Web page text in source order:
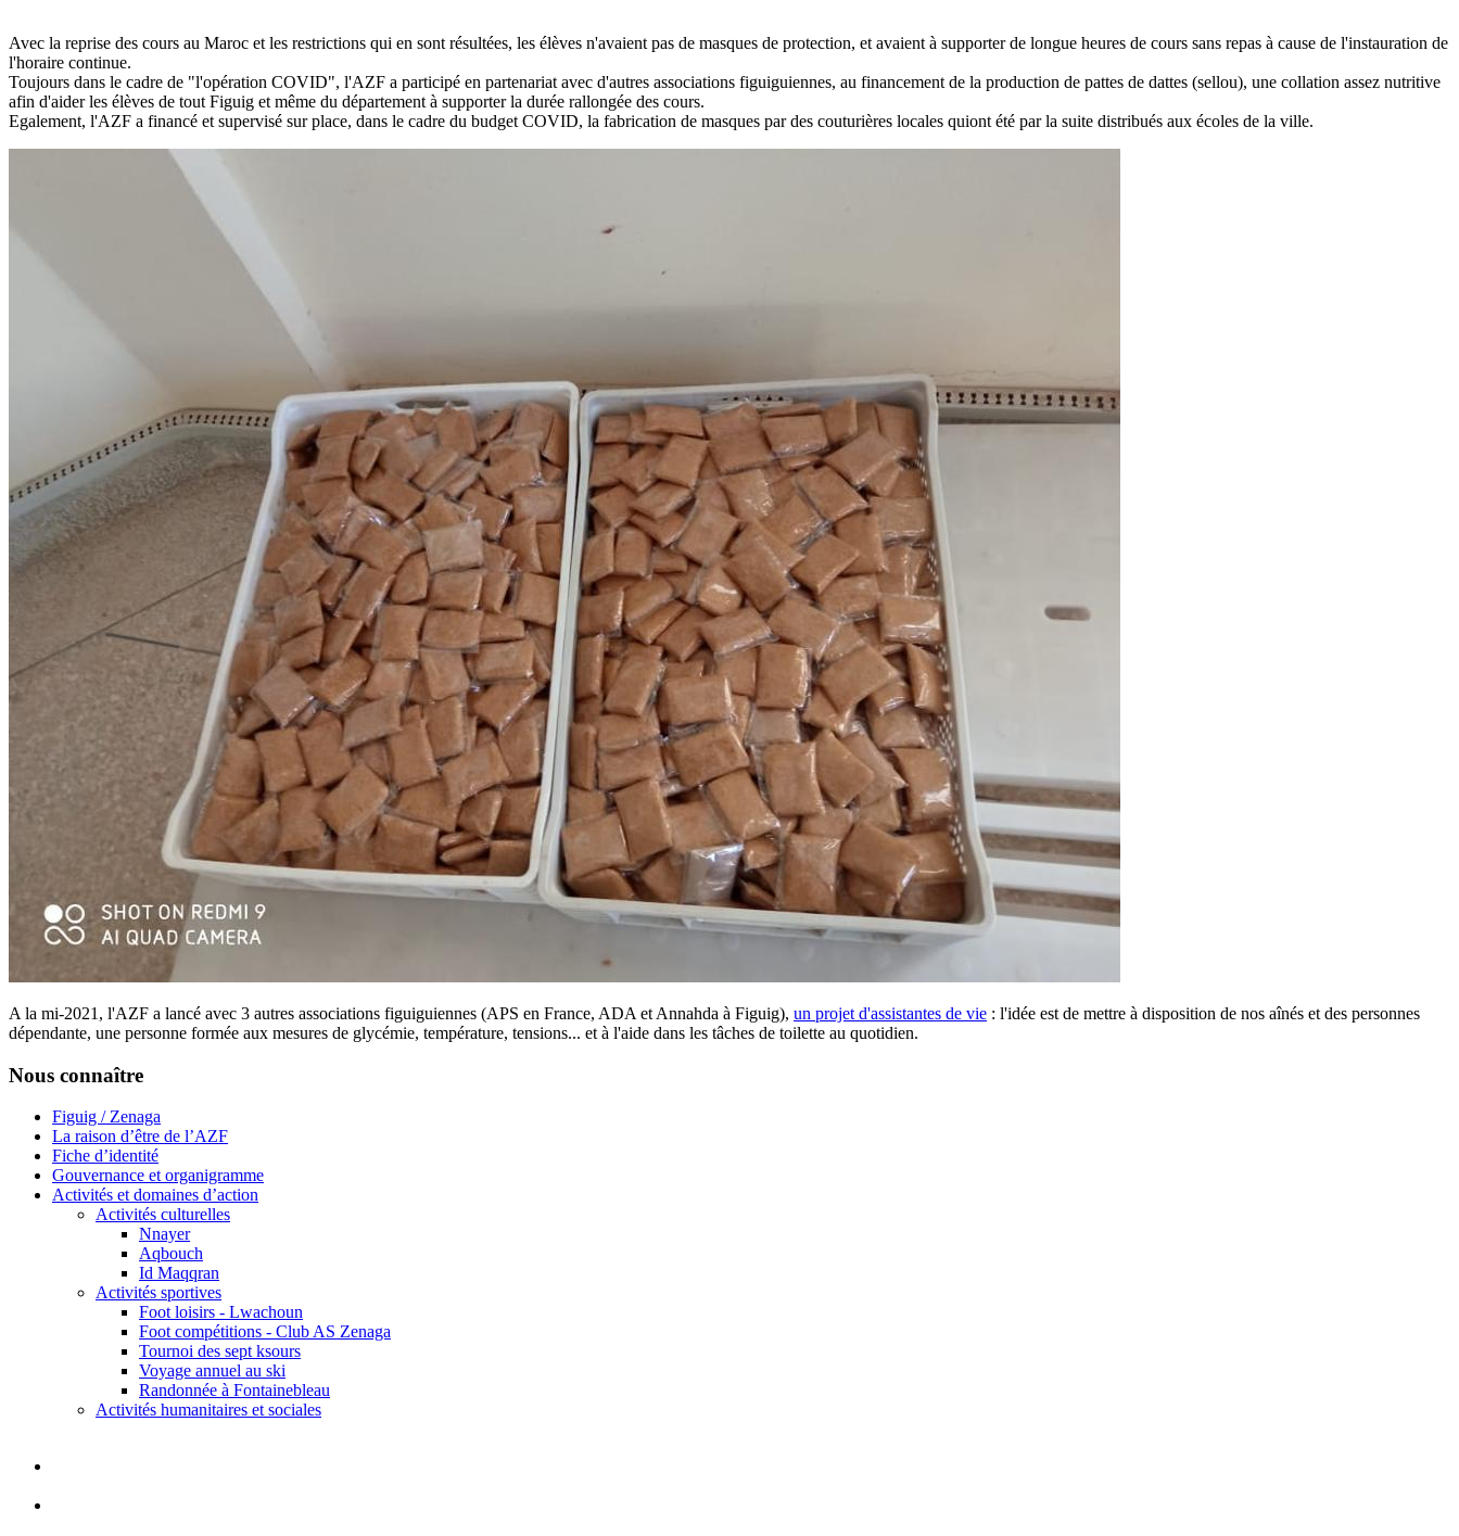
Avec la reprise des cours au Maroc et les restrictions qui en sont résultées, les élèves n'avaient pas de masques de protection, et avaient à supporter de longue heures de cours sans repas à cause de l'instauration de
l'horaire continue.
Toujours dans le cadre de "l'opération COVID", l'AZF a participé en partenariat avec d'autres associations figuiguiennes, au financement de la production de pattes de dattes (sellou), une collation assez nutritive
afin d'aider les élèves de tout Figuig et même du département à supporter la durée rallongée des cours.
Egalement, l'AZF a financé et supervisé sur place, dans le cadre du budget COVID, la fabrication de masques par des couturières locales quiont été par la suite distribués aux écoles de la ville.
A la mi-2021, l'AZF a lancé avec 3 autres associations figuiguiennes (APS en France, ADA et Annahda à Figuig), un projet d'assistantes de vie : l'idée est de mettre à disposition de nos aînés et des personnes
dépendante, une personne formée aux mesures de glycémie, température, tensions... et à l'aide dans les tâches de toilette au quotidien.
Nous connaître
Figuig / Zenaga
La raison d’être de l’AZF
Fiche d’identité
Gouvernance et organigramme
Activités et domaines d’action
Activités culturelles
Nnayer
Aqbouch
Id Maqqran
Activités sportives
Foot loisirs - Lwachoun
Foot compétitions - Club AS Zenaga
Tournoi des sept ksours
Voyage annuel au ski
Randonnée à Fontainebleau
Activités humanitaires et sociales